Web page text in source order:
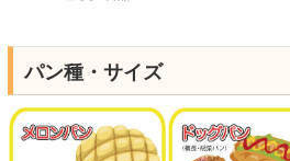
パン種・サイズ